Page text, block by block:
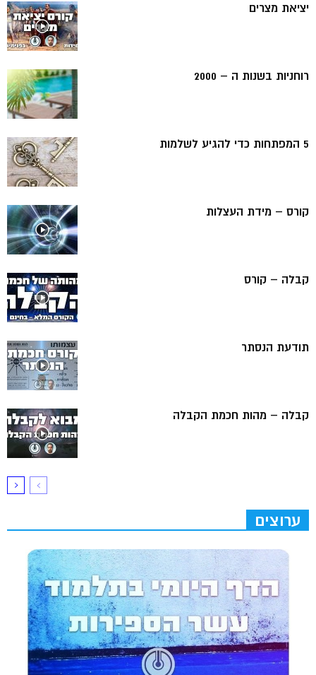
יציאת מצרים
רוחניות בשנות ה – 2000
5 המפתחות כדי להגיע לשלמות
קורס – מידת העצלות
קבלה – קורס
תודעת הנסתר
קבלה – מהות חכמת הקבלה
ערוצים